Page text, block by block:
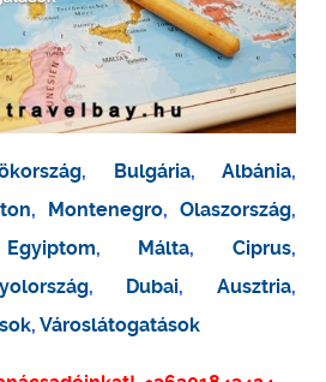
, Bulgária,Albánia,
, Montenegro, Olaszország,
Egyiptom, Málta,Ciprus,
, Dubai,Ausztria,
, Városlátogatások